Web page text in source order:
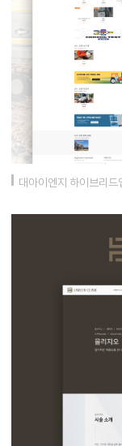
대아이엔지 하이브리드